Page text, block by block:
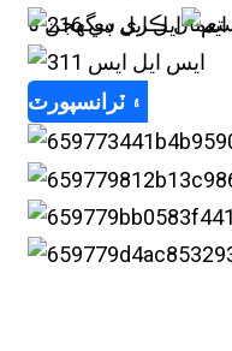
پيڪيج ۽ ٽرانسپورٽ